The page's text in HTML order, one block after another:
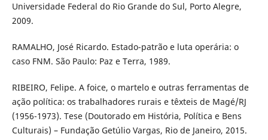
Universidade Federal do Rio Grande do Sul, Porto Alegre,
2009.
RAMALHO, José Ricardo. Estado-patrão e luta operária: o
caso FNM. São Paulo: Paz e Terra, 1989.
RIBEIRO, Felipe. A foice, o martelo e outras ferramentas de
ação política: os trabalhadores rurais e têxteis de Magé/RJ
(1956-1973). Tese (Doutorado em História, Política e Bens
Culturais) – Fundação Getúlio Vargas, Rio de Janeiro, 2015.